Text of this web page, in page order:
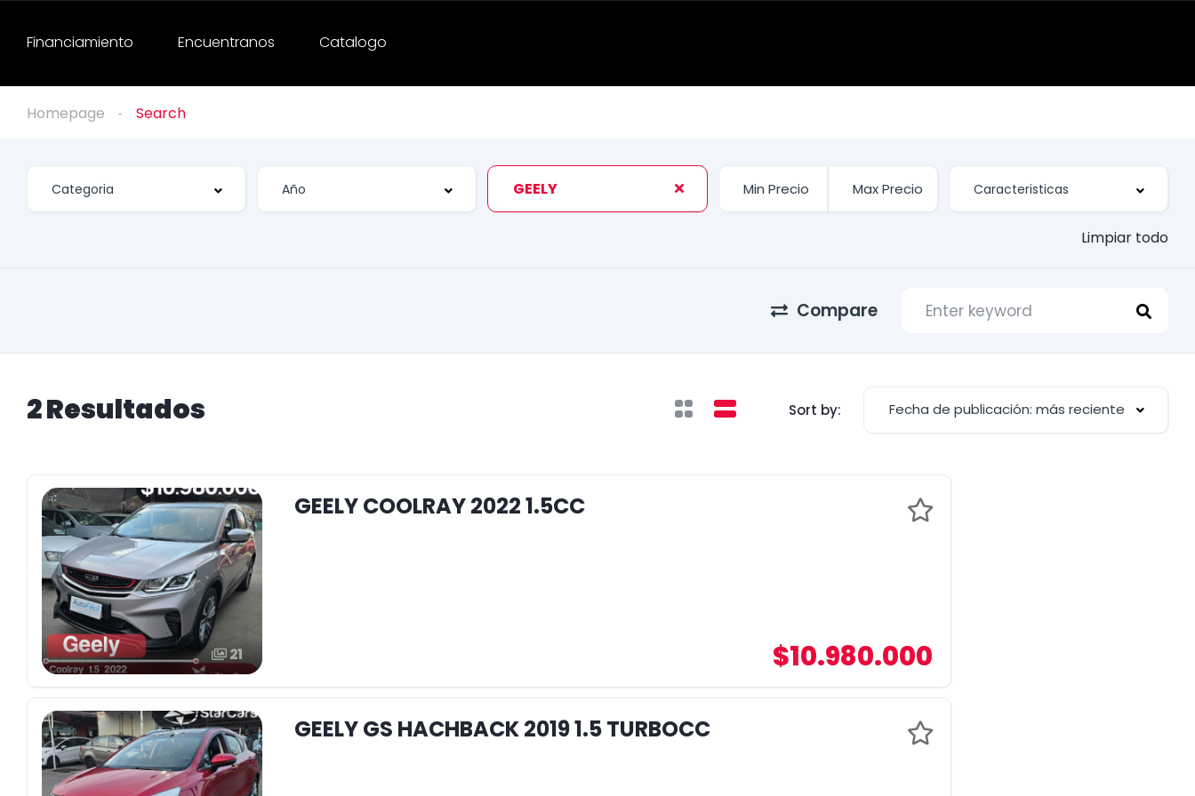
Financiamiento Encuentranos Catalogo
Homepage Search
GEELY
Limpiar todo
Compare
2 Resultados Sort by: Fecha de publicación: más reciente
21
GEELY COOLRAY 2022 1.5CC
$10.980.000
GEELY GS HACHBACK 2019 1.5 TURBOCC